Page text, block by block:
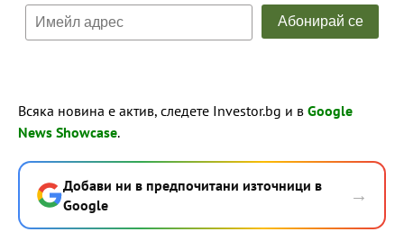
Всяка новина е актив, следете Investor.bg и в Google
News Showcase.
Добави ни в предпочитани източници в
Google
→